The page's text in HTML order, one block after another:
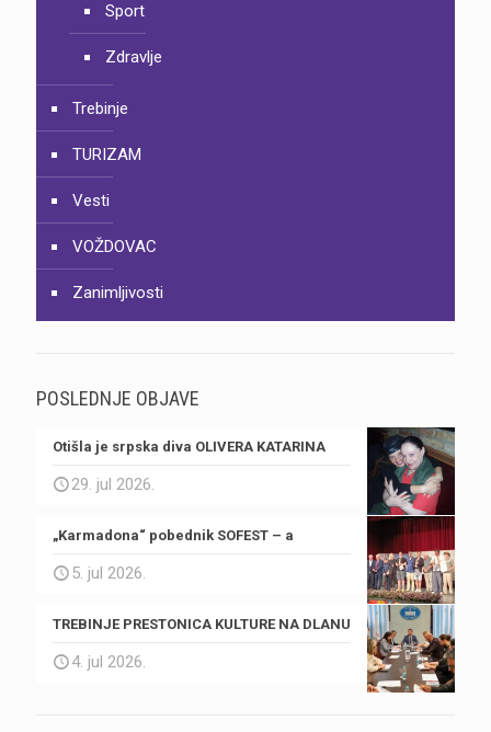
Sport
Zdravlje
Trebinje
TURIZAM
Vesti
VOŽDOVAC
Zanimljivosti
POSLEDNJE OBJAVE
Otišla je srpska diva OLIVERA KATARINA
29. jul 2026.
„Karmadona“ pobednik SOFEST – a
5. jul 2026.
TREBINJE PRESTONICA KULTURE NA DLANU
4. jul 2026.